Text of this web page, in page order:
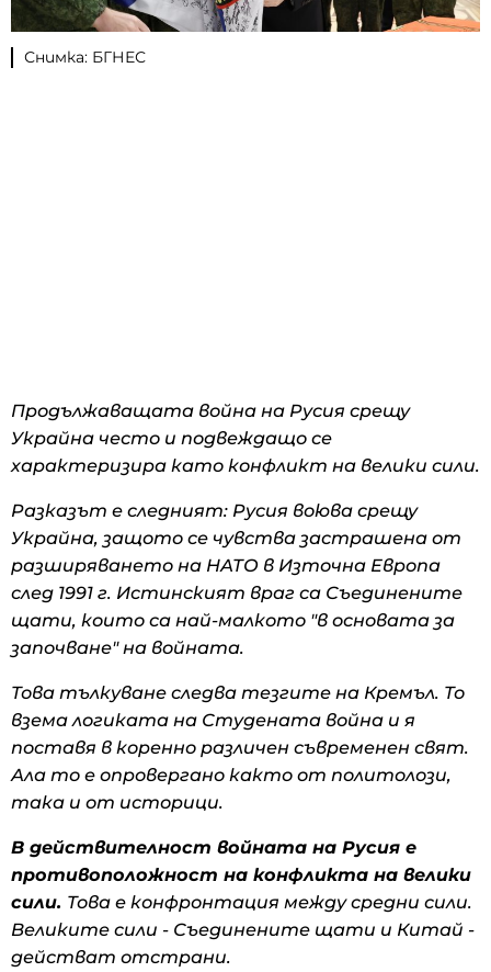
Снимка: БГНЕС
Продължаващата война на Русия срещу
Украйна често и подвеждащо се
характеризира като конфликт на велики сили.
Разказът е следният: Русия воюва срещу
Украйна, защото се чувства застрашена от
разширяването на НАТО в Източна Европа
след 1991 г. Истинският враг са Съединените
щати, които са най-малкото "в основата за
започване" на войната.
Това тълкуване следва тезгите на Кремъл. То
взема логиката на Студената война и я
поставя в коренно различен съвременен свят.
Ала то е опровергано както от политолози,
така и от историци.
В действителност войната на Русия е
противоположност на конфликта на велики
сили. Това е конфронтация между средни сили.
Великите сили - Съединените щати и Китай -
действат отстрани.